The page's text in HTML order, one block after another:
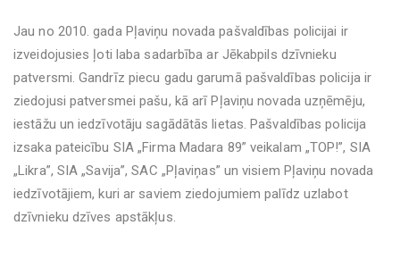
Jau no 2010. gada Pļaviņu novada pašvaldības policijai ir
izveidojusies ļoti laba sadarbība ar Jēkabpils dzīvnieku
patversmi. Gandrīz piecu gadu garumā pašvaldības policija ir
ziedojusi patversmei pašu, kā arī Pļaviņu novada uzņēmēju,
iestāžu un iedzīvotāju sagādātās lietas. Pašvaldības policija
izsaka pateicību SIA „Firma Madara 89” veikalam „TOP!”, SIA
„Likra”, SIA „Savija”, SAC „Pļaviņas” un visiem Pļaviņu novada
iedzīvotājiem, kuri ar saviem ziedojumiem palīdz uzlabot
dzīvnieku dzīves apstākļus.